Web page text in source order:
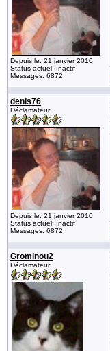
Depuis le: 21 janvier 2010
Status actuel: Inactif
Messages: 6872
denis76
Déclamateur
Depuis le: 21 janvier 2010
Status actuel: Inactif
Messages: 6872
Grominou2
Déclamateur